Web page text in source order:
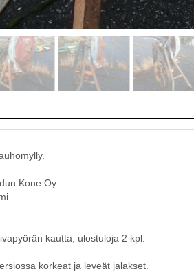
Kone Oy
kautta, ulostuloja 2 kpl.
korkeat ja leveät jalakset.